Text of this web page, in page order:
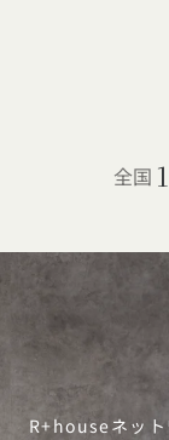
全国
R+houseネッ